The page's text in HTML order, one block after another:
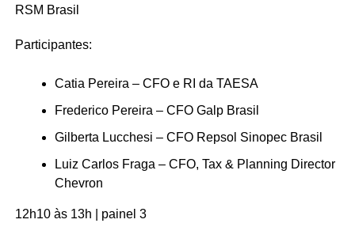
RSM Brasil
Participantes:
Catia Pereira – CFO e RI da TAESA
Frederico Pereira – CFO Galp Brasil
Gilberta Lucchesi – CFO Repsol Sinopec Brasil
Luiz Carlos Fraga – CFO, Tax & Planning Director
Chevron
12h10 às 13h | painel 3